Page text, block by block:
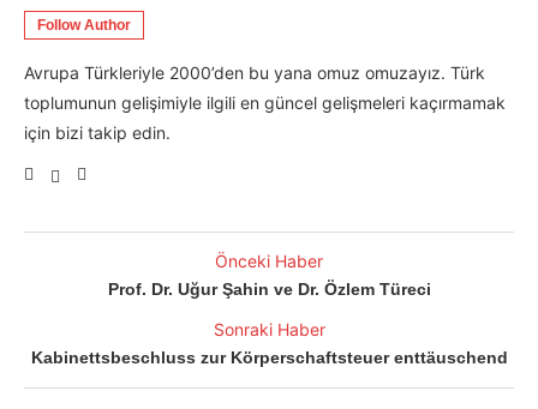
Follow Author
Avrupa Türkleriyle 2000’den bu yana omuz omuzayız. Türk
toplumunun gelişimiyle ilgili en güncel gelişmeleri kaçırmamak
için bizi takip edin.
Önceki Haber
Prof. Dr. Uğur Şahin ve Dr. Özlem Türeci
Sonraki Haber
Kabinettsbeschluss zur Körperschaftsteuer enttäuschend